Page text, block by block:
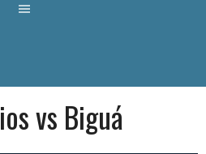
vs Biguá